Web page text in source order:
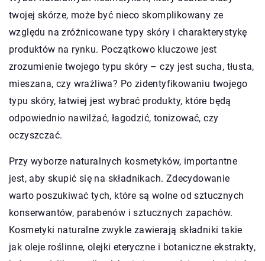
twojej skórze, może być nieco skomplikowany ze
względu na zróżnicowane typy skóry i charakterystykę
produktów na rynku. Początkowo kluczowe jest
zrozumienie twojego typu skóry – czy jest sucha, tłusta,
mieszana, czy wrażliwa? Po zidentyfikowaniu twojego
typu skóry, łatwiej jest wybrać produkty, które będą
odpowiednio nawilżać, łagodzić, tonizować, czy
oczyszczać.
Przy wyborze naturalnych kosmetyków, importantne
jest, aby skupić się na składnikach. Zdecydowanie
warto poszukiwać tych, które są wolne od sztucznych
konserwantów, parabenów i sztucznych zapachów.
Kosmetyki naturalne zwykle zawierają składniki takie
jak oleje roślinne, olejki eteryczne i botaniczne ekstrakty,